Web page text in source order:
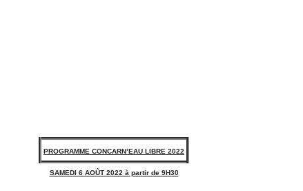
PROGRAMME CONCARN’EAU LIBRE 2022
SAMEDI 6 AOÛT 2022 à partir de 9H30